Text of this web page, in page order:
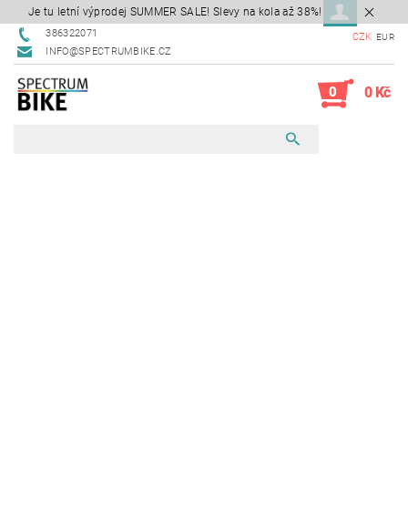
Je tu letní výprodej SUMMER SALE! Slevy na kola až 38%!
386322071
INFO@SPECTRUMBIKE.CZ
CZK EUR
0 0 Kč